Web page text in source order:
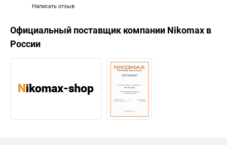
Написать отзыв
Официальный поставщик компании Nikomax в
России